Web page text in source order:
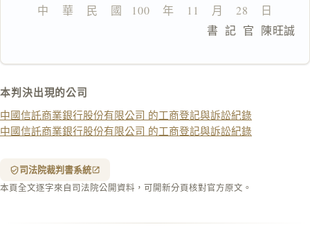
中    華    民    國   100    年    11    月    28    日
                      書  記  官  陳旺誠
本判決出現的公司
中國信託商業銀行股份有限公司 的工商登記與訴訟紀錄
中國信託商業銀行股份有限公司 的工商登記與訴訟紀錄
司法院裁判書系統
本頁全文逐字來自司法院公開資料，可開新分頁核對官方原文。
複製給 AI
去換行複製
匯出 PDF
精美列印